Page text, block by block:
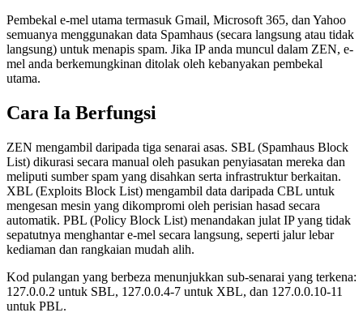
Pembekal e-mel utama termasuk Gmail, Microsoft 365, dan Yahoo
semuanya menggunakan data Spamhaus (secara langsung atau tidak
langsung) untuk menapis spam. Jika IP anda muncul dalam ZEN, e-
mel anda berkemungkinan ditolak oleh kebanyakan pembekal
utama.
Cara Ia Berfungsi
ZEN mengambil daripada tiga senarai asas. SBL (Spamhaus Block
List) dikurasi secara manual oleh pasukan penyiasatan mereka dan
meliputi sumber spam yang disahkan serta infrastruktur berkaitan.
XBL (Exploits Block List) mengambil data daripada CBL untuk
mengesan mesin yang dikompromi oleh perisian hasad secara
automatik. PBL (Policy Block List) menandakan julat IP yang tidak
sepatutnya menghantar e-mel secara langsung, seperti jalur lebar
kediaman dan rangkaian mudah alih.
Kod pulangan yang berbeza menunjukkan sub-senarai yang terkena:
127.0.0.2 untuk SBL, 127.0.0.4-7 untuk XBL, dan 127.0.0.10-11
untuk PBL.